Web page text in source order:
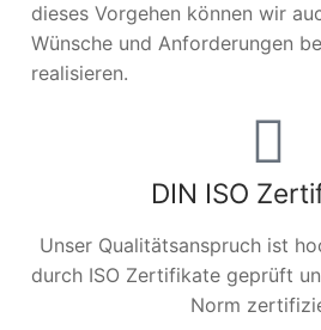
dieses Vorgehen können wir
Wünsche und Anforderungen
realisieren.
DIN ISO
Unser Qualitätsanspruch ist
durch ISO Zertifikate geprüft
Norm